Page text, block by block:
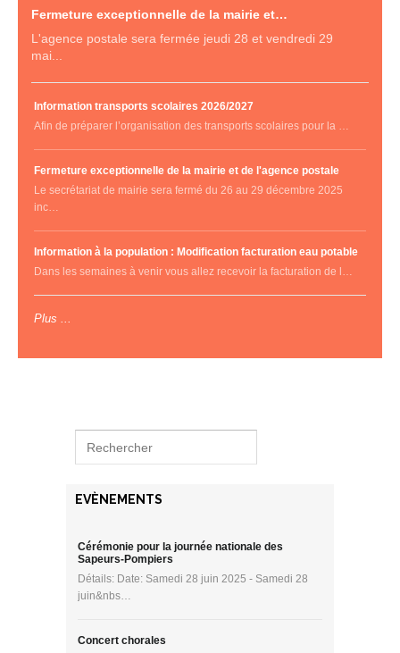
Fermeture exceptionnelle de la mairie et…
L'agence postale sera fermée jeudi 28 et vendredi 29
mai...
Information transports scolaires 2026/2027
Afin de préparer l’organisation des transports scolaires pour la …
Fermeture exceptionnelle de la mairie et de l'agence postale
Le secrétariat de mairie sera fermé du 26 au 29 décembre 2025
inc…
Information à la population : Modification facturation eau potable
Dans les semaines à venir vous allez recevoir la facturation de l…
Plus ...
EVÈNEMENTS
Cérémonie pour la journée nationale des
Sapeurs-Pompiers
Détails: Date: Samedi 28 juin 2025 - Samedi 28
juin&nbs…
Concert chorales